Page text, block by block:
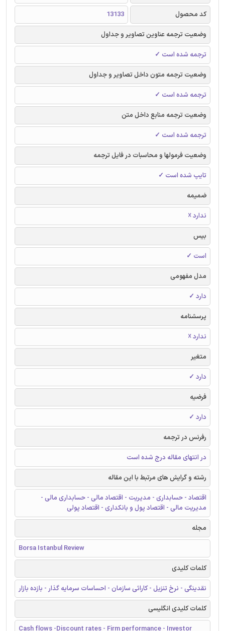
کد محصول
13133
وضعیت ترجمه عناوین تصاویر و جداول
ترجمه شده است ✓
وضعیت ترجمه متون داخل تصاویر و جداول
ترجمه شده است ✓
وضعیت ترجمه منابع داخل متن
ترجمه شده است ✓
وضعیت فرمولها و محاسبات در فایل ترجمه
تایپ شده است ✓
ضمیمه
ندارد ☓
بیس
است ✓
مدل مفهومی
دارد ✓
پرسشنامه
ندارد ☓
متغیر
دارد ✓
فرضیه
دارد ✓
رفرنس در ترجمه
در انتهای مقاله درج شده است
رشته و گرایش های مرتبط با این مقاله
اقتصاد - حسابداری - مدیریت - اقتصاد مالی - حسابداری مالی -
مدیریت مالی - اقتصاد پول و بانکداری - اقتصاد پولی
مجله
Borsa Istanbul Review
کلمات کلیدی
نقدینگی - نرخ تنزیل - کارائی سازمان - احساسات سرمایه گذار - بازده بازار
کلمات کلیدی انگلیسی
Cash flows -Discount rates - Firm performance - Investor